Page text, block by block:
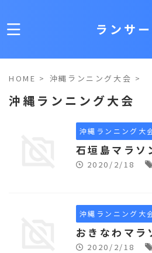
ランサ
HOME > 沖縄ランニング大会 >
沖縄ランニング大会
沖縄ランニング大
石垣島マラソ
2020/2/18
沖縄ランニング大
おきなわマラ
2020/2/18